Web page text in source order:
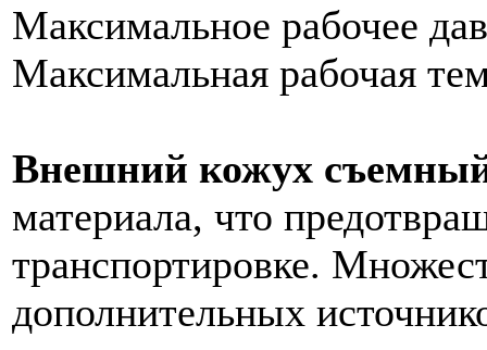
Максимальное рабочее
Максимальная рабочая
Внешний кожух
материала, что
транспортировке.
дополнительных